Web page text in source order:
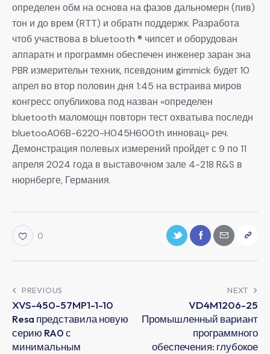
определен обм на основа на фазов дальномерн (пив)
тон и до врем (RTT) и обратн поддержк. Разработа
чтоб участвова в bluetooth ® чипсет и оборудован
аппаратн и программн обеспечен инженер заран зна
PBR измерительн техник, псевдоним gimmick будет 10
апрел во втор половин дня 1:45 на встраива миров
конгресс опубликова под назван «определен
bluetooth маломощн повторн тест охватыва последн
bluetooA06B-6220-H045H600th инновац» реч.
Демонстрация полевых измерений пройдет с 9 по 11
апреля 2024 года в выставочном зале 4-218 R&S в
нюрнберге, Германия.
0
PREVIOUS
XVS-450-57MP1-1-10
Resa представила новую
серию RA0 с
минимальным
NEXT
VD4M1206-25
Промышленный вариант
программного
обеспечения: глубокое